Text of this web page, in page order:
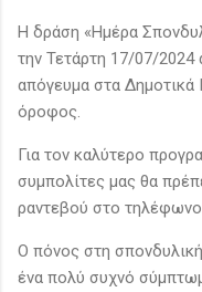
Η δράση «Ημέρα
την Τετάρτη 17/07/2024
απόγευμα στα Δημοτικά
όροφος.
Για τον καλύτερο
συμπολίτες μας θα
ραντεβού στο
Ο πόνος στη
ένα πολύ συχνό